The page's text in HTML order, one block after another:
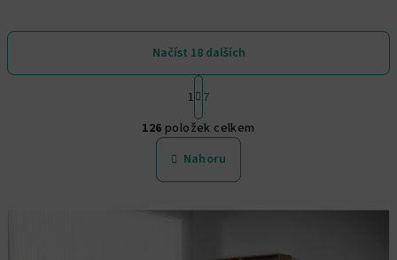
O
v
l
á
a
Načíst 18 dalších
S
t
r
á
n
k
o
á
1 7
126 položek celkem
Nahoru